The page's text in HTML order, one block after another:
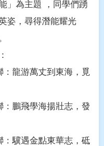
」為主題
，同學們踴
姿，尋得潛能耀光
：龍游萬丈到東海 ， 覓
：鵬飛學海揚壯志 ， 發
：驥遇金點東華志 ， 砥